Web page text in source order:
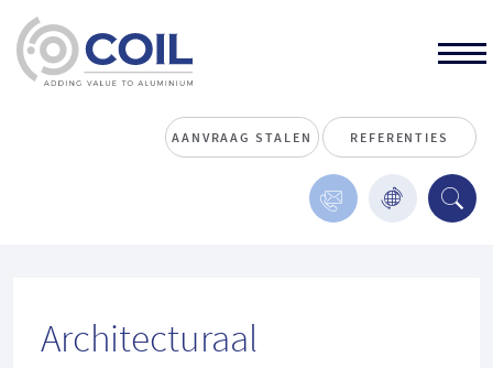
AANVRAAG STALEN REFERENTIES
Architecturaal